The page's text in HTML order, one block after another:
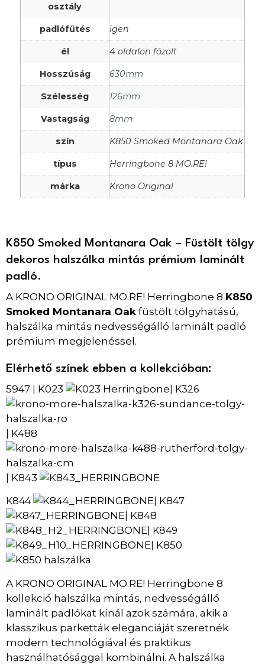
osztály
padlófűtés igen
él 4 oldalon fózolt
Hosszúság 630mm
Szélesség 126mm
Vastagság 8mm
szín K850 Smoked Montanara Oak
típus Herringbone 8 MO.RE!
márka Krono Original
K850 Smoked Montanara Oak – Füstölt tölgy
dekoros halszálka mintás prémium laminált
padló.
A KRONO ORIGINAL MO.RE! Herringbone 8 K850
Smoked Montanara Oak füstölt tölgyhatású,
halszálka mintás nedvességálló laminált padló
prémium megjelenéssel.
Elérhető színek ebben a kollekcióban:
5947
K023 | K326
K488
K843
K844 | K847
K848
| K849
K850
A KRONO ORIGINAL MO.RE! Herringbone 8
kollekció halszálka mintás, nedvességálló
laminált padlókat kínál azok számára, akik a
klasszikus parketták eleganciáját szeretnék
modern technológiával és praktikus
használhatósággal kombinálni. A halszálka